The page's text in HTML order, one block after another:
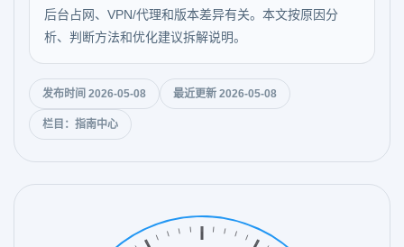
后台占网、VPN/代理和版本差异有关。本文按原因分
析、判断方法和优化建议拆解说明。
发布时间 2026-05-08 最近更新 2026-05-08
栏目：指南中心